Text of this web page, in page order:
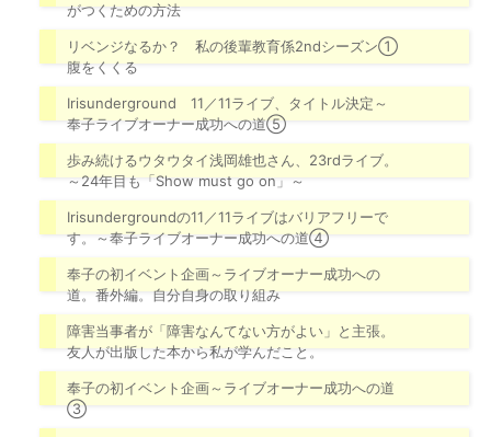
がつくための方法
リベンジなるか？ 私の後輩教育係2ndシーズン①
腹をくくる
Irisunderground 11／11ライブ、タイトル決定～
奉子ライブオーナー成功への道⑤
歩み続けるウタウタイ浅岡雄也さん、23rdライブ。
～24年目も「Show must go on」～
Irisundergroundの11／11ライブはバリアフリーで
す。～奉子ライブオーナー成功への道④
奉子の初イベント企画～ライブオーナー成功への
道。番外編。自分自身の取り組み
障害当事者が「障害なんてない方がよい」と主張。
友人が出版した本から私が学んだこと。
奉子の初イベント企画～ライブオーナー成功への道
③